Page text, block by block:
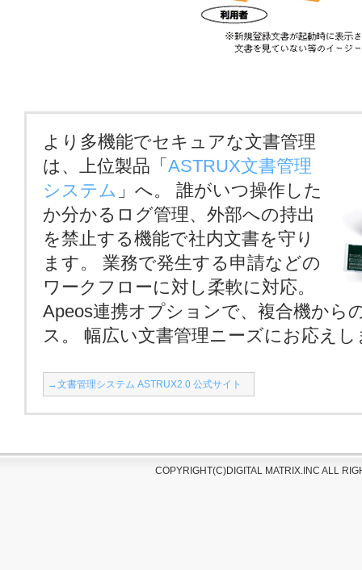
より多機能でセキュアな文書管理
は、上位製品「 ASTRUX文書管理
システム 」へ。 誰がいつ操作した
か分かるログ管理、外部への持出
を禁止する機能で社内文書を守り
ます。 業務で発生する申請などの
ワークフローに対し柔軟に対応。
Apeos連携オプションで、複合機から
ス。 幅広い文書管理ニーズにお応えし
→文書管理システム ASTRUX2.0 公式サイト
COPYRIGHT(C)DIGITAL MATRIX.INC ALL